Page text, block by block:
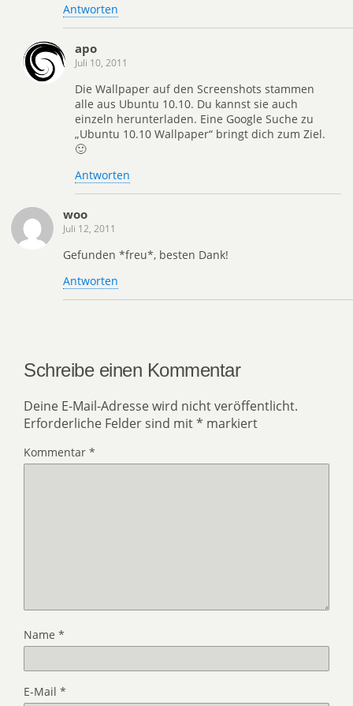
Antworten
apo
Juli 10, 2011
Die Wallpaper auf den Screenshots stammen
alle aus Ubuntu 10.10. Du kannst sie auch
einzeln herunterladen. Eine Google Suche zu
„Ubuntu 10.10 Wallpaper“ bringt dich zum Ziel.
🙂
Antworten
woo
Juli 12, 2011
Gefunden *freu*, besten Dank!
Antworten
Schreibe einen Kommentar
Deine E-Mail-Adresse wird nicht veröffentlicht.
Erforderliche Felder sind mit* markiert
Kommentar *
Name *
E-Mail *